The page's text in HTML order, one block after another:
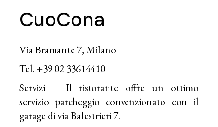
CuoCona
Via Bramante 7, Milano
Tel. +39 02 33614410
Servizi – Il ristorante offre un ottimo
servizio parcheggio convenzionato con il
garage di via Balestrieri 7.